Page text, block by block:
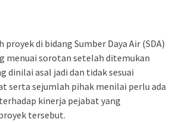
proyek di bidang Sumber Daya Air (SDA)
menuai sorotan setelah ditemukan
dinilai asal jadi dan tidak sesuai
serta sejumlah pihak menilai perlu ada
kinerja pejabat yang
tersebut.